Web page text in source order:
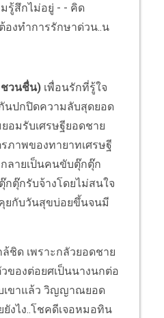
รู้สึกไม่อยู่ - - คิด
องทำการรักษาด่วน..น
ชวนชื่น) เพื่อนรักที่รู้ใจ
นปกปิดความลับสุดยอด
อมรับเศรษฐียอดชาย
ภาพของทายาทเศรษฐี
ลายเป็นคนขับตุ๊กตุ๊ก
ตุ๊กรับจ้างโดยไม่สนใจ
คุยกับวันสุขบ่อยขึ้นจนมี
ชิด เพราะกลัวยอดชาย
ของต่อยศเป็นนางนกต่อ
เขาแล้ว วิญญาณยอด
งไง..โชคดีเจอหมอทิน